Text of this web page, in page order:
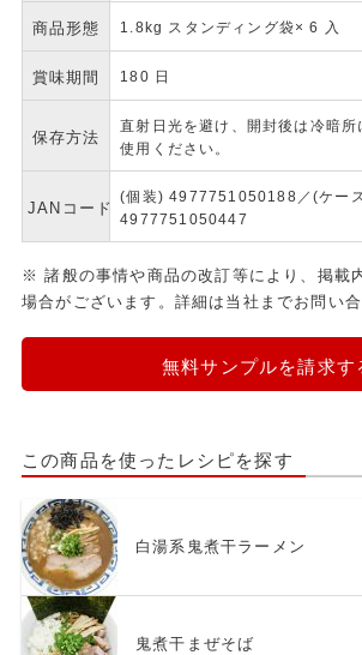
商品形態 1.8kg スタンディング袋× 6 入
賞味期間 180 日
保存方法
直射日光を避け、開封後は冷暗
使用ください。
JANコード
(個装) 4977751050188／(ケー
4977751050447
※ 諸般の事情や商品の改訂等により、掲載
場合がございます。詳細は当社までお問い合
無料サンプルを請求す
この商品を使ったレシピを探す
白湯系鬼煮干ラーメン
鬼煮干まぜそば